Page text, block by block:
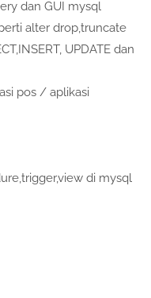
dan GUI mysql
alter drop,truncate
UPDATE dan
pos / aplikasi
di mysql